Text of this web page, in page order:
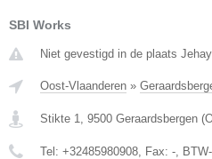
SBI Works
Niet gevestigd in de plaats
Oost-Vlaanderen »
Stikte 1 9500 Geraardsbergen (
Tel: +32485980908 , Fax: - ,